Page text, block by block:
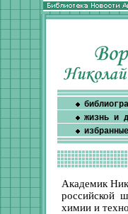
жизнь и
Академик
российской
химии и